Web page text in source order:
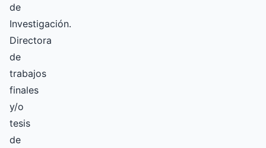
de
Investigación.
Directora
de
trabajos
finales
y/o
tesis
de